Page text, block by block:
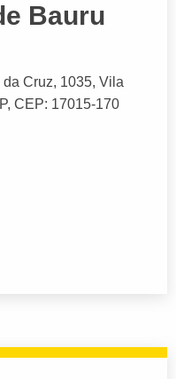
Bauru
da Cruz, 1035, Vila
CEP: 17015-170